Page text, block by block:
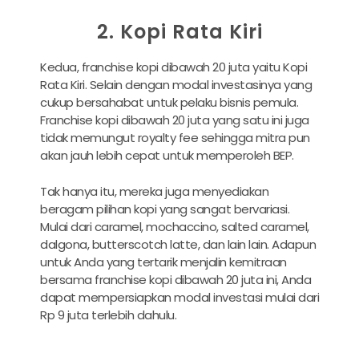
2. Kopi Rata Kiri
Kedua, franchise kopi dibawah 20 juta yaitu Kopi
Rata Kiri. Selain dengan modal investasinya yang
cukup bersahabat untuk pelaku bisnis pemula.
Franchise kopi dibawah 20 juta yang satu ini juga
tidak memungut royalty fee sehingga mitra pun
akan jauh lebih cepat untuk memperoleh BEP.
Tak hanya itu, mereka juga menyediakan
beragam pilihan kopi yang sangat bervariasi.
Mulai dari caramel, mochaccino, salted caramel,
dalgona, butterscotch latte, dan lain lain. Adapun
untuk Anda yang tertarik menjalin kemitraan
bersama franchise kopi dibawah 20 juta ini, Anda
dapat mempersiapkan modal investasi mulai dari
Rp 9 juta terlebih dahulu.